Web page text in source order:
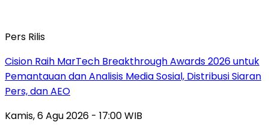
Pers Rilis
Cision Raih MarTech Breakthrough Awards 2026 untuk
Pemantauan dan Analisis Media Sosial, Distribusi Siaran
Pers, dan AEO
Kamis, 6 Agu 2026 - 17:00 WIB